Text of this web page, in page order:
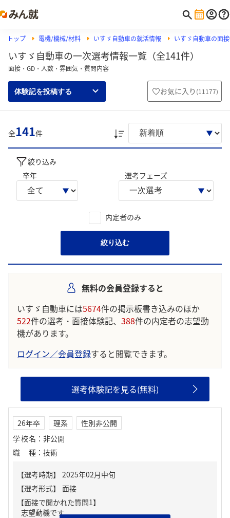
トップ 電機/機械/材料 いすゞ自動車の就活情報 いすゞ自動車の面
いすゞ自動車の一次選考情報一覧（全141件）
面接・GD・人数・雰囲気・質問内容
体験記を投稿する お気に入り (11177)
全141件
絞り込み
卒年
選考フェーズ
内定者のみ
絞り込む
無料の会員登録すると
いすゞ自動車には5674件の掲示板書き込みのほか
522件の選考・面接体験記、 388件の内定者の志望動
機があります。
ログイン／会員登録すると閲覧できます。
選考体験記を見る(無料)
26年卒 理系
性別非公開
学校名 ： 非公開
職種 ： 技術
【面接で聞かれた質問1】
志望動機です